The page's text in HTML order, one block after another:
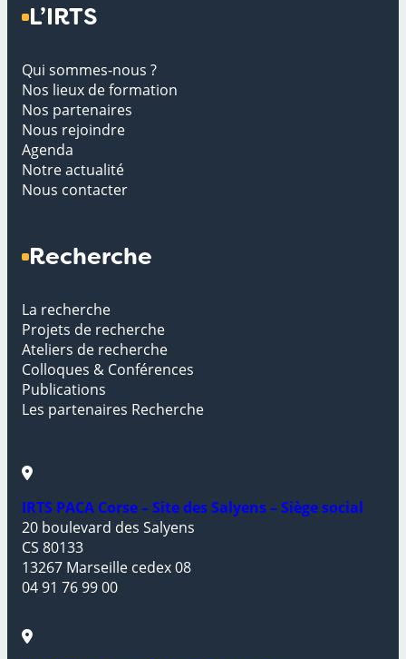
L’IRTS
Qui sommes-nous ?
Nos lieux de formation
Nos partenaires
Nous rejoindre
Agenda
Notre actualité
Nous contacter
Recherche
La recherche
Projets de recherche
Ateliers de recherche
Colloques & Conférences
Publications
Les partenaires Recherche
IRTS PACA Corse – Site des Salyens – Siège social
20 boulevard des Salyens
CS 80133
13267 Marseille cedex 08
04 91 76 99 00